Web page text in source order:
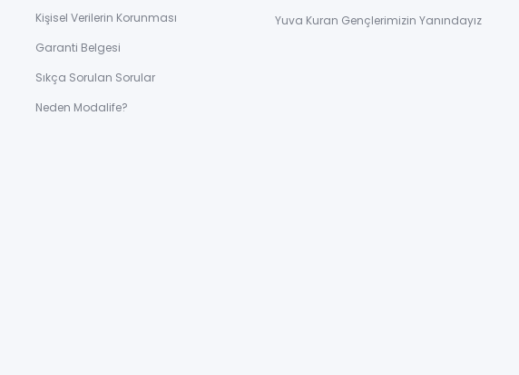
Kişisel Verilerin Korunması
Garanti Belgesi
Sıkça Sorulan Sorular
Neden Modalife?
Yuva Kuran Gençlerimizin Yanındayız